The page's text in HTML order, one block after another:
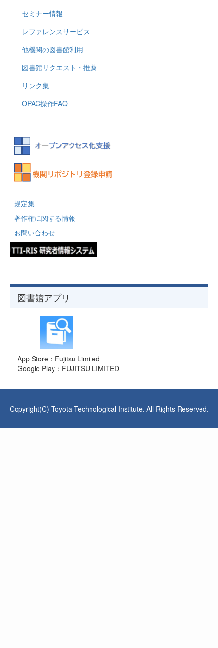
セミナー情報
レファレンスサービス
他機関の図書館利用
図書館リクエスト・推薦
リンク集
OPAC操作FAQ
規定集
著作権に関する情報
お問い合わせ
図書館アプリ
App Store：Fujitsu Limited
Google Play：FUJITSU LIMITED
Copyright(C) Toyota Technological Institute. All Rights Reserved.